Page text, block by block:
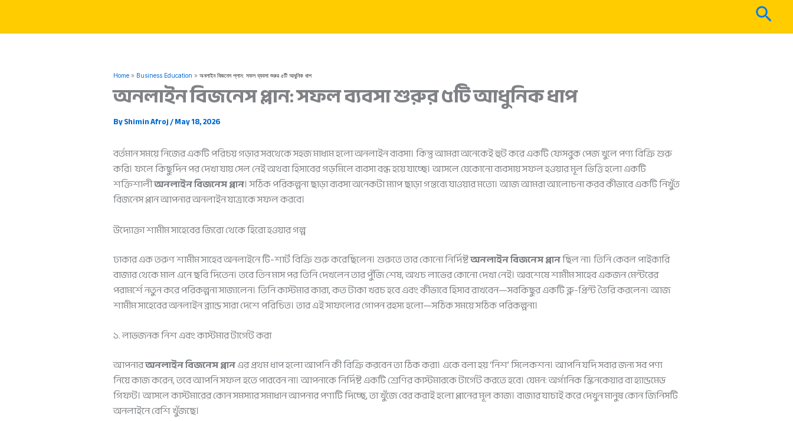
content
Home Business Education অনলাইন বিজনেস প্লান: সফল ব্যবসা শুরুর ৫টি আধুনিক ধাপ
অনলাইন বিজনেস প্লান: সফল ব্যবসা শুরুর ৫টি আধুনিক ধাপ
ByShimin Afroj/May 18, 2026
বর্তমান সময়ে নিজের একটি পরিচয় গড়ার সবথেকে সহজ মাধ্যম হলো অনলাইন ব্যবসা। কিন্তু আমরা অনেকেই হুট করে একটি ফেসবুক পেজ খুলে পণ্য বিক্রি শুরু
করি। ফলে কিছুদিন পর দেখা যায় সেল নেই অথবা হিসাবের গড়মিলে ব্যবসা বন্ধ হয়ে যাচ্ছে। আসলে যেকোনো ব্যবসায় সফল হওয়ার মূল ভিত্তি হলো একটি
শক্তিশালীঅনলাইন বিজনেস প্লান। সঠিক পরিকল্পনা ছাড়া ব্যবসা অনেকটা ম্যাপ ছাড়া গন্তব্যে যাওয়ার মতো। আজ আমরা আলোচনা করব কীভাবে একটি নিখুঁত
বিজনেস প্লান আপনার অনলাইন যাত্রাকে সফল করবে।
উদ্যোক্তা শামীম সাহেবের জিরো থেকে হিরো হওয়ার গল্প
ঢাকার এক তরুণ শামীম সাহেব অনলাইনে টি-শার্ট বিক্রি শুরু করেছিলেন। শুরুতে তার কোনো নির্দিষ্টঅনলাইন বিজনেস প্লানছিল না। তিনি কেবল পাইকারি
বাজার থেকে মাল এনে ছবি দিতেন। তবে তিন মাস পর তিনি দেখলেন তার পুঁজি শেষ, অথচ লাভের কোনো দেখা নেই। অবশেষে শামীম সাহেব একজন মেন্টরের
পরামর্শে নতুন করে পরিকল্পনা সাজালেন। তিনি কাস্টমার কারা, কত টাকা খরচ হবে এবং কীভাবে হিসাব রাখবেন—সবকিছুর একটি ব্লু-প্রিন্ট তৈরি করলেন। আজ
শামীম সাহেবের অনলাইন ব্র্যান্ড সারা দেশে পরিচিত। তার এই সাফল্যের গোপন রহস্য হলো—সঠিক সময়ে সঠিক পরিকল্পনা।
১. লাভজনক নিশ এবং কাস্টমার টার্গেট করা
আপনারঅনলাইন বিজনেস প্লানএর প্রথম ধাপ হলো আপনি কী বিক্রি করবেন তা ঠিক করা। একে বলা হয় ‘নিশ’ সিলেকশন। আপনি যদি সবার জন্য সব পণ্য
নিয়ে কাজ করেন, তবে আপনি সফল হতে পারবেন না। আপনাকে নির্দিষ্ট একটি শ্রেণির কাস্টমারকে টার্গেট করতে হবে। যেমন: অর্গানিক স্কিনকেয়ার বা হ্যান্ডমেড
গিফট। আসলে কাস্টমারের কোন সমস্যার সমাধান আপনার পণ্যটি দিচ্ছে, তা খুঁজে বের করাই হলো প্লানের মূল কাজ। বাজার যাচাই করে দেখুন মানুষ কোন জিনিসটি
অনলাইনে বেশি খুঁজছে।